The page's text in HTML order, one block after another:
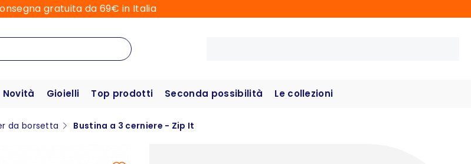
gratuita da 69€ in Italia
Novità Gioielli Top prodotti Seconda possibilità Le collezioni
da borsetta Bustina a 3 cerniere - Zip It